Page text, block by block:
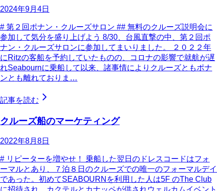
2024年9月4日
# 第２回ポナン・クルーズサロン ## 無料のクルーズ説明会に
参加して気分を盛り上げよう 8/30、台風直撃の中、第２回ポ
ナン・クルーズサロンに参加してまいりました。 ２０２２年
にRitzの客船を予約していたものの、コロナの影響で就航が遅
れSeabournに乗船して以来、諸事情によりクルーズともポナ
ンとも離れておりま…
記事を読む
クルーズ船のマーケティング
2022年8月8日
# リピーターを増やせ！ 乗船した翌日のドレスコードはフォ
ーマルとあり、７泊８日のクルーズでの唯一のフォーマルデイ
であった。初めてSEABOURNを利用した人は5F のThe Club